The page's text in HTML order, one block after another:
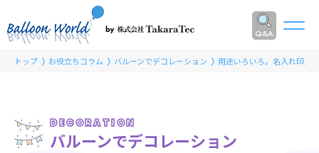
Q&A
トップ お役立ちコラム バルーンでデコレーション 用途いろいろ。名入れ印刷
DECORATION
バルーンでデコレーション